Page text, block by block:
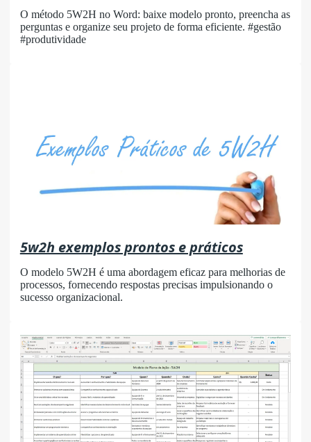
O método 5W2H no Word: baixe modelo pronto, preencha as
perguntas e organize seu projeto de forma eficiente. #gestão
#produtividade
5w2h exemplos prontos e práticos
O modelo 5W2H é uma abordagem eficaz para melhorias de
processos, fornecendo respostas precisas impulsionando o
sucesso organizacional.